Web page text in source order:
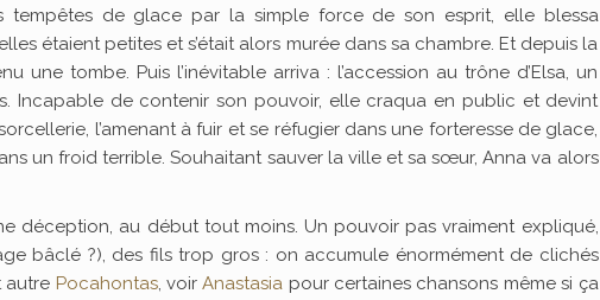
tempêtes de glace par la simple force de son esprit, elle blessa
étaient petites et s’était alors murée dans sa chambre. Et depuis la
une tombe. Puis l’inévitable arriva : l’accession au trône d’Elsa, un
Incapable de contenir son pouvoir, elle craqua en public et devint
l’amenant à fuir et se réfugier dans une forteresse de glace,
un froid terrible. Souhaitant sauver la ville et sa sœur, Anna va alors
déception, au début tout moins. Un pouvoir pas vraiment expliqué,
bâclé ?), des fils trop gros : on accumule énormément de clichés
Pocahontas, voirAnastasia pour certaines chansons même si ça